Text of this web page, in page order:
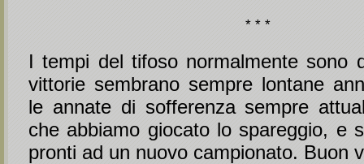
* * *
I tempi del tifoso normalmente sono
vittorie sembrano sempre lontane
le annate di sofferenza sempre
che abbiamo giocato lo spareggio, e
pronti ad un nuovo campionato. Buon